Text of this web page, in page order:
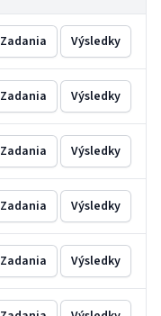
Zadania Výsledky
Zadania Výsledky
Zadania Výsledky
Zadania Výsledky
Zadania Výsledky